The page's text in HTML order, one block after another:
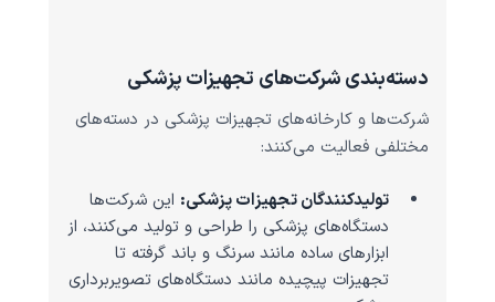
دسته‌بندی شرکت‌های تجهیزات پزشکی
شرکت‌ها و کارخانه‌های تجهیزات پزشکی در دسته‌های
مختلفی فعالیت می‌کنند:
تولیدکنندگان تجهیزات پزشکی: این شرکت‌ها
دستگاه‌های پزشکی را طراحی و تولید می‌کنند، از
ابزارهای ساده مانند سرنگ و باند گرفته تا
تجهیزات پیچیده مانند دستگاه‌های تصویربرداری